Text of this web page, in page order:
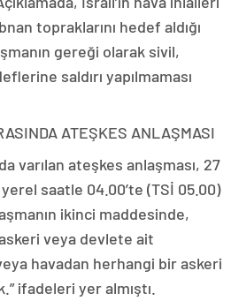
topraklarını hedef aldığı
gereği olarak sivil,
saldırı yapılmaması
ATEŞKES ANLAŞMASI
varılan ateşkes anlaşması, 27
saatle 04.00’te (TSİ 05.00)
ikinci maddesinde,
veya devlete ait
havadan herhangi bir askeri
ifadeleri yer almıştı.